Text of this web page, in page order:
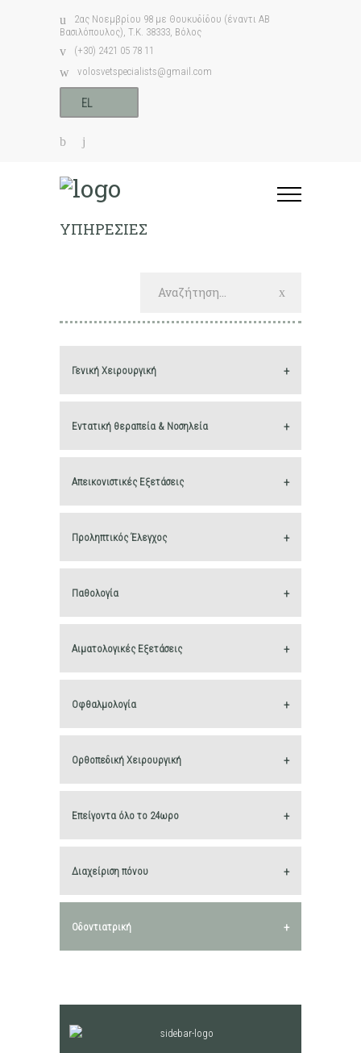
2ας Νοεμβρίου 98 με Θουκυδίδου (έναντι ΑΒ
Βασιλόπουλος), T.K. 38333, Βόλος
(+30) 2421 05 78 11
volosvetspecialists@gmail.com
EL
ΥΠΗΡΕΣΙΕΣ
Γενική Χειρουργική
Εντατική θεραπεία & Νοσηλεία
Απεικoνιστικές Εξετάσεις
Προληπτικός Έλεγχος
Παθολογία
Αιματολογικές Εξετάσεις
Οφθαλμολογία
Ορθοπεδική Χειρουργική
Επείγοντα όλο το 24ωρο
Διαχείριση πόνου
Οδοντιατρική